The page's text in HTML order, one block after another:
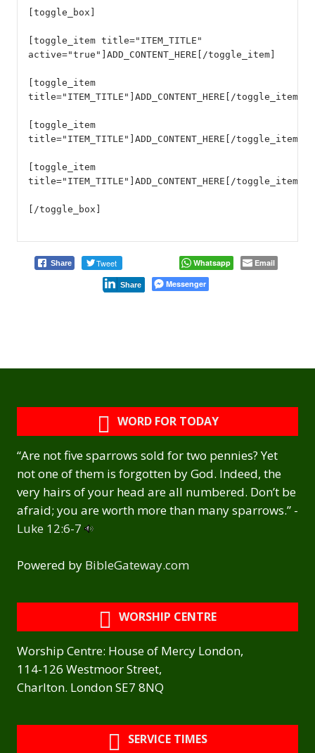
[toggle_box]
[toggle_item title="ITEM_TITLE"
active="true"]ADD_CONTENT_HERE[/toggle_item]
[toggle_item
title="ITEM_TITLE"]ADD_CONTENT_HERE[/toggle_item]
[toggle_item
title="ITEM_TITLE"]ADD_CONTENT_HERE[/toggle_item]
[toggle_item
title="ITEM_TITLE"]ADD_CONTENT_HERE[/toggle_item]
[/toggle_box]
Share Tweet Whatsapp Email
Share Messenger
WORD FOR TODAY
“Are not five sparrows sold for two pennies? Yet
not one of them is forgotten by God. Indeed, the
very hairs of your head are all numbered. Don’t be
afraid; you are worth more than many sparrows.” -
Luke 12:6-7
Powered by BibleGateway.com
WORSHIP CENTRE
Worship Centre: House of Mercy London,
114-126 Westmoor Street,
Charlton. London SE7 8NQ
SERVICE TIMES